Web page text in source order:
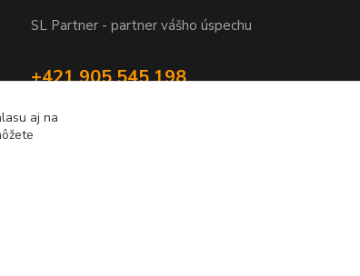
SL Partner - partner vášho úspechu
+421 905 545 198
aj na